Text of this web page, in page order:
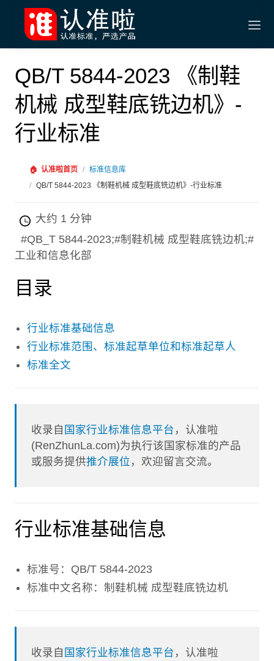
QB/T 5844-2023 《制鞋
机械 成型鞋底铣边机》-
行业标准
🏠 认准啦首页 / 标准信息库
/ QB/T 5844-2023 《制鞋机械 成型鞋底铣边机》-行业标准
大约 1 分钟
#QB_T 5844-2023;#制鞋机械 成型鞋底铣边机;#
工业和信息化部
目录
行业标准基础信息
行业标准范围、标准起草单位和标准起草人
标准全文
收录自 国家行业标准信息平台 ，认准啦
(RenZhunLa.com)为执行该国家标准的产品
或服务提供推介展位 ，欢迎留言交流。
行业标准基础信息
标准号：QB/T 5844-2023
标准中文名称：制鞋机械 成型鞋底铣边机
收录自 国家行业标准信息平台 ，认准啦